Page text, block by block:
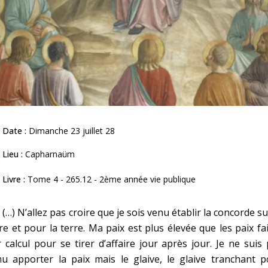
Date : Dimanche 23 juillet 28
Lieu : Capharnaüm
Livre : Tome 4 - 265.12 - 2ème année vie publique
N’allez pas croire que je sois venu établir la concorde
et pour la terre. Ma paix est plus élevée que les paix
calcul pour se tirer d’affaire jour après jour. Je ne suis
apporter la paix mais le glaive, le glaive tranchant